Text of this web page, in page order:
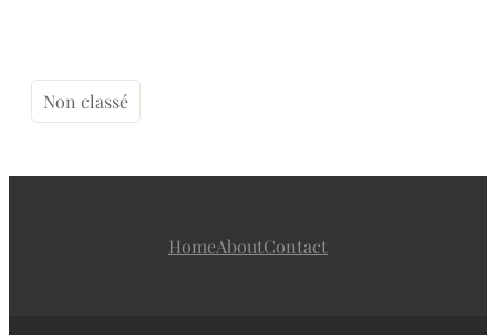
Non classé
HomeAboutContact